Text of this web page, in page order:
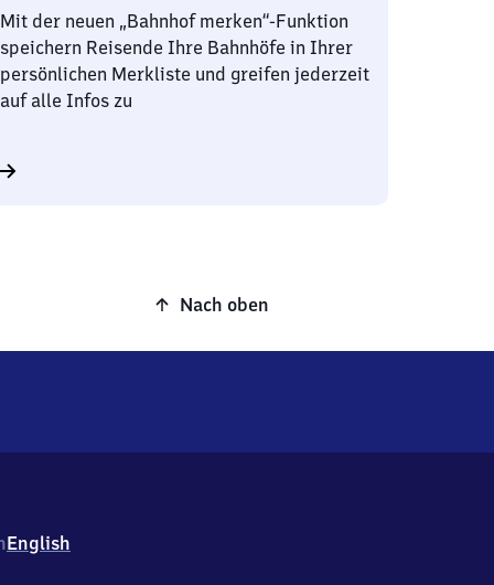
Mit der neuen „Bahnhof merken“-Funktion
speichern Reisende Ihre Bahnhöfe in Ihrer
persönlichen Merkliste und greifen jederzeit
auf alle Infos zu
Nach oben
English